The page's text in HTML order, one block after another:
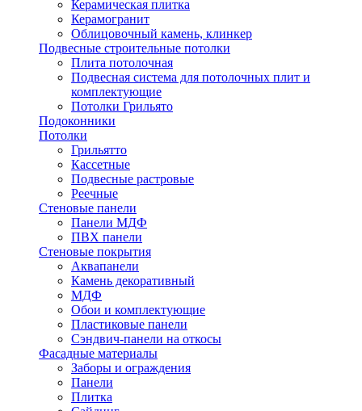
Керамическая плитка
Керамогранит
Облицовочный камень, клинкер
Подвесные строительные потолки
Плита потолочная
Подвесная система для потолочных плит и
комплектующие
Потолки Грильято
Подоконники
Потолки
Грильятто
Кассетные
Подвесные растровые
Реечные
Стеновые панели
Панели МДФ
ПВХ панели
Стеновые покрытия
Аквапанели
Камень декоративный
МДФ
Обои и комплектующие
Пластиковые панели
Сэндвич-панели на откосы
Фасадные материалы
Заборы и ограждения
Панели
Плитка